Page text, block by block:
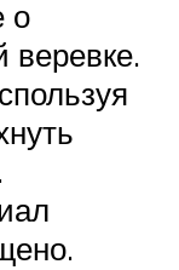
о
веревке.